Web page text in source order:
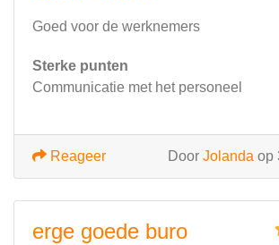
Goed voor de werknemers
Sterke punten
Communicatie met het personeel
Door Jolanda op
Reageer
erge goede buro